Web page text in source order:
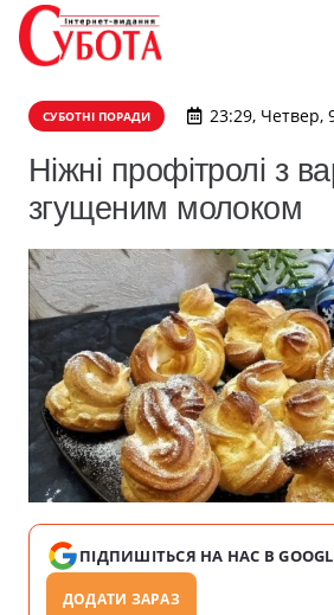
СУБОТНІ ПОРАДИ 23:29, Четвер,
Ніжні профітролі з
згущеним молоком
ПІДПИШІТЬСЯ НА НАС В
ДОДАТИ ЗАРАЗ